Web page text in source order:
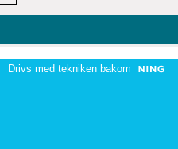
. Drivs med tekniken bakom